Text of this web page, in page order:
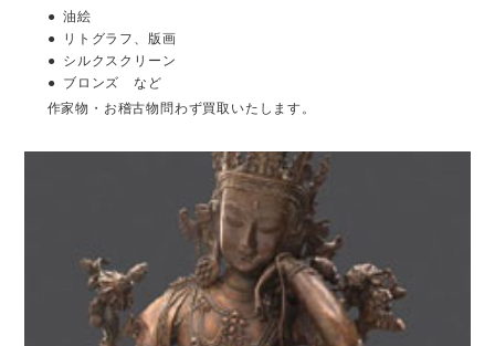
油絵
リトグラフ、版画
シルクスクリーン
ブロンズ など
作家物・お稽古物問わず買取いたします。